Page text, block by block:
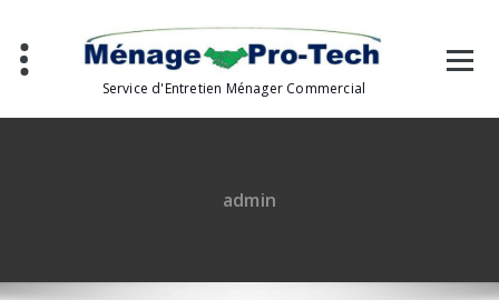
contenu
Service d'Entretien Ménager Commercial
admin